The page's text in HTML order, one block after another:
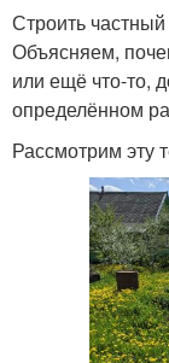
Строить
Объясняем,
или ещё что-то,
определённом
Рассмотрим эту